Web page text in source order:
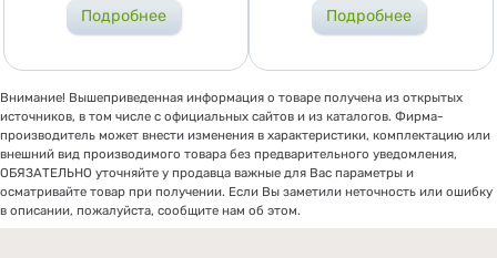
Подробнее
Подробнее
Внимание! Вышеприведенная информация о товаре получена из открытых
источников, в том числе с официальных сайтов и из каталогов. Фирма-
производитель может внести изменения в характеристики, комплектацию или
внешний вид производимого товара без предварительного уведомления,
ОБЯЗАТЕЛЬНО уточняйте у продавца важные для Вас параметры и
осматривайте товар при получении. Если Вы заметили неточность или ошибку
в описании, пожалуйста, сообщите нам об этом.